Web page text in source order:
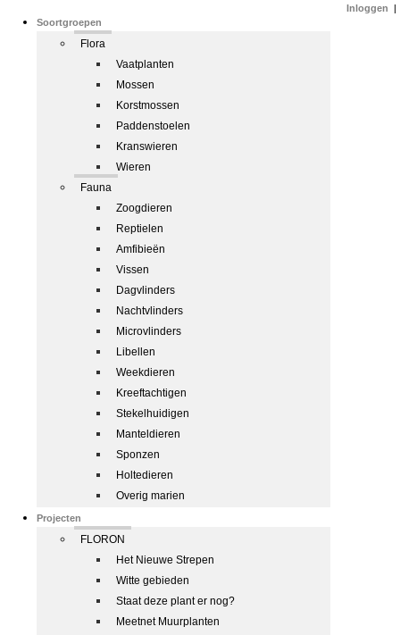
Soortgroepen
Flora
Vaatplanten
Mossen
Korstmossen
Paddenstoelen
Kranswieren
Wieren
Fauna
Zoogdieren
Reptielen
Amfibieën
Vissen
Dagvlinders
Nachtvlinders
Microvlinders
Libellen
Weekdieren
Kreeftachtigen
Stekelhuidigen
Manteldieren
Sponzen
Holtedieren
Overig marien
Projecten
FLORON
Het Nieuwe Strepen
Witte gebieden
Staat deze plant er nog?
Meetnet Muurplanten
Inloggen |